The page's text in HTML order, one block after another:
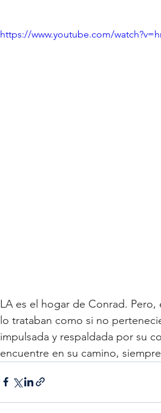
https://www.youtube.com/
LA es el hogar de Conrad.
lo trataban como si no
impulsada y respaldada por su
encuentre en su camino,